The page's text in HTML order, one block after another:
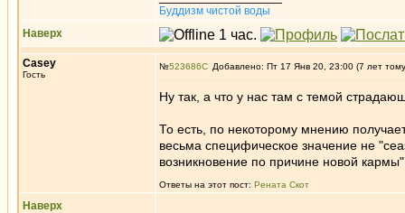
Буддизм чистой воды
Наверх
Casey
Гость
№523686 Добавлено: Пт 17 Янв 20, 23:00 (7 лет
Ну так, а что у нас там с темой
То есть, по некоторому мнению
весьма специфическое значение не
возникновение по причине новой
Ответы на этот пост: Рената Скот
Наверх